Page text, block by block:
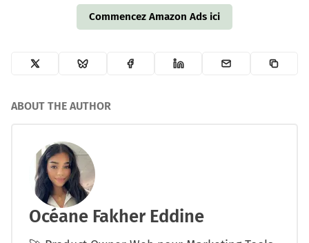
Commencez Amazon Ads ici
ABOUT THE AUTHOR
Océane Fakher Eddine